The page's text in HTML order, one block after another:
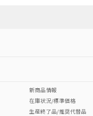
Cr(VI)
新商品情報
在庫状況/標準価格
生産終了品/推奨代替品